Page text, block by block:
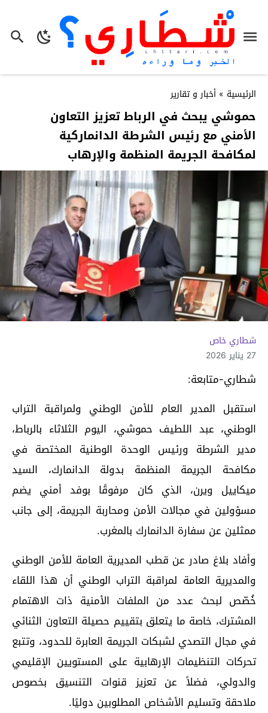
الرئيسية » أخبار و تقارير
حموشي يبحث في الرباط تعزيز التعاون
الأمني مع رئيس الشرطة الدانماركية
لمكافحة الجريمة المنظمة والإرهاب
شطاري خاص
27 يناير 2026
شطاري-متابعة:
استقبل المدير العام للأمن الوطني ولمراقبة التراب
الوطني، عبد اللطيف حموشي، اليوم الثلاثاء بالرباط،
مدير الشرطة ورئيس الوحدة الوطنية المختصة في
مكافحة الجريمة المنظمة بدولة الدانمارك، السيد
ميكاييل ويرن، الذي كان مرفوقًا بوفد أمني يضم
مسؤولين في مجالات الأمن ومحاربة الجريمة، إلى جانب
ممثلين عن سفارة الدانمارك بالمغرب.
وأفاد بلاغ صادر عن قطب المديرية العامة للأمن الوطني
والمديرية العامة لمراقبة التراب الوطني أن هذا اللقاء
خُصّص لبحث عدد من الملفات الأمنية ذات الاهتمام
المشترك، خاصة ما يتعلق بتقييم حصيلة التعاون الثنائي
في مجال التصدي لشبكات الجريمة العابرة للحدود، وتتبع
تحركات التنظيمات الإرهابية على المستويين الإقليمي
والدولي، فضلاً عن تعزيز قنوات التنسيق بخصوص
ملاحقة وتسليم الأشخاص المطلوبين دوليًا.